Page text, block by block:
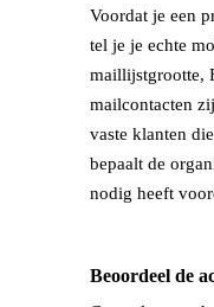
Voordat je een
tel je je echte
maillijstgrootte,
mailcontacten
vaste klanten
bepaalt de
nodig heeft
Beoordeel de